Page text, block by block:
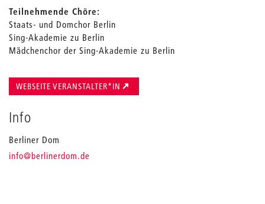
Teilnehmende Chöre:
Staats- und Domchor Berlin
Sing-Akademie zu Berlin
Mädchenchor der Sing-Akademie zu Berlin
WEBSEITE VERANSTALTER*IN
Info
Berliner Dom
info_
@berlinerdom.de